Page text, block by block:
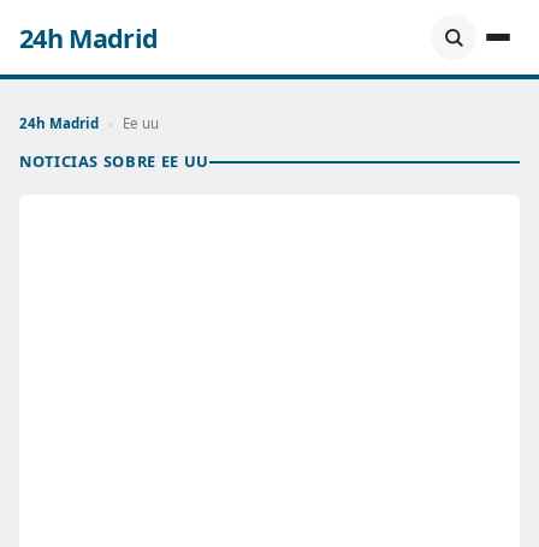
24h Madrid
24h Madrid › Ee uu
NOTICIAS SOBRE EE UU